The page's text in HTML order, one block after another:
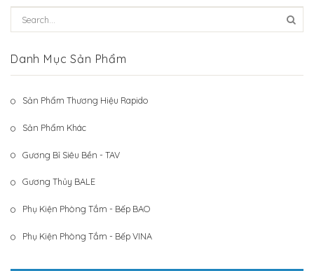
Gương Thủy BALE
Sản Phẩm Khác
Hệ Thống Khách Hàng
Danh Mục Sản Phẩm
Sản Phẩm Thương Hiệu Rapido
Sản Phẩm Khác
Gương Bỉ Siêu Bền - TAV
Gương Thủy BALE
Phụ Kiện Phòng Tắm - Bếp BAO
Phụ Kiện Phòng Tắm - Bếp VINA